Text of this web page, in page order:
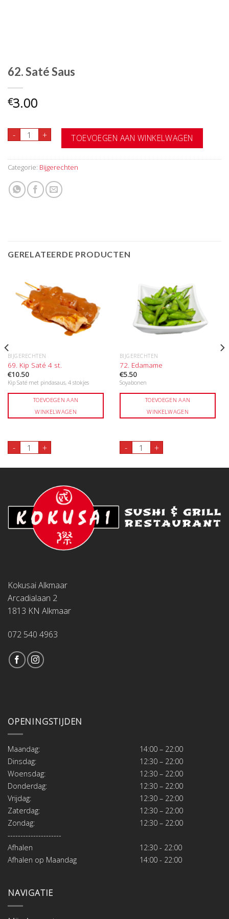
62. Saté Saus
€3.00
- 62. Saté Saus aantal
+ TOEVOEGEN AAN WINKELWAGEN
Categorie: Bijgerechten
GERELATEERDE PRODUCTEN
BIJGERECHTEN
69. Kip Saté 4 st.
€10.50
Kip Saté met pindasaus, 4 stokjes
TOEVOEGEN AAN
WINKELWAGEN
- 69. Kip Saté 4 st. aantal
+
BIJGERECHTEN
72. Edamame
€5.50
Soyabonen
TOEVOEGEN AAN
WINKELWAGEN
- 72. Edamame aantal
+
Kokusai Alkmaar
Arcadialaan 2
1813 KN Alkmaar
072 540 4963
OPENINGSTIJDEN
Maandag:
14:00 – 22:00
Dinsdag:
12:30 – 22:00
Woensdag:
12:30 – 22:00
Donderdag:
12:30 – 22:00
Vrijdag:
12:30 – 22:00
Zaterdag:
12:30 – 22:00
Zondag:
12:30 – 22:00
---------------------
Afhalen
12:30 - 22:00
Afhalen op Maandag
14:00 - 22:00
NAVIGATIE